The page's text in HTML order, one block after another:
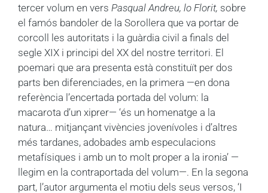
tercer volum en vers Pasqual Andreu, lo Florit, sobre
el famós bandoler de la Sorollera que va portar de
corcoll les autoritats i la guàrdia civil a finals del
segle XIX i principi del XX del nostre territori. El
poemari que ara presenta està constituït per dos
parts ben diferenciades, en la primera —en dona
referència l’encertada portada del volum: la
macarota d’un xiprer— ‘és un homenatge a la
natura… mitjançant vivències jovenívoles i d’altres
més tardanes, adobades amb especulacions
metafísiques i amb un to molt proper a la ironia’ —
llegim en la contraportada del volum—. En la segona
part, l’autor argumenta el motiu dels seus versos, ‘I